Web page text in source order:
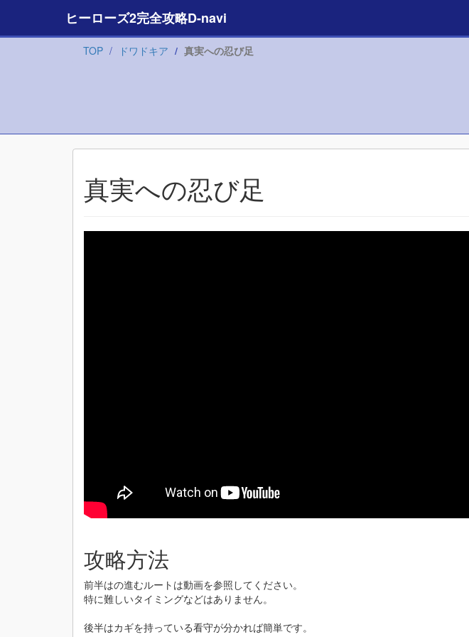
ヒーローズ2完全攻略D-navi
TOP ドワドキア 真実への忍び足
真実への忍び足
攻略方法
前半はの進むルートは動画を参照してください。
特に難しいタイミングなどはありません。
後半はカギを持っている看守が分かれば簡単です。